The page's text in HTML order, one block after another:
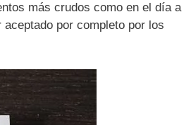
más crudos como en el día a
por completo por los